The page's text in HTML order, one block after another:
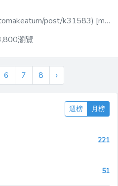
post/k31583) [my
online-stopwatch) --- [第
瀏覽
6 7 8 ›
週榜 月榜
221
51